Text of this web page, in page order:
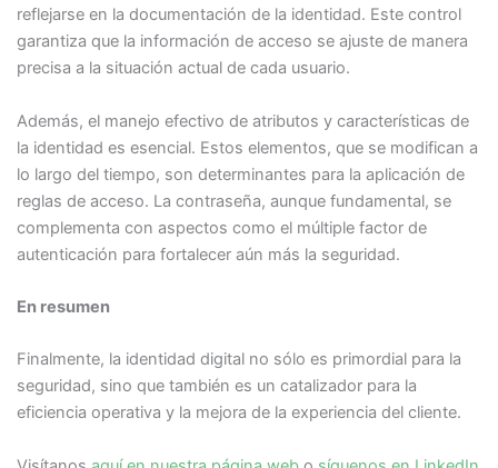
reflejarse en la documentación de la identidad. Este control
garantiza que la información de acceso se ajuste de manera
precisa a la situación actual de cada usuario.
Además, el manejo efectivo de atributos y características de
la identidad es esencial. Estos elementos, que se modifican a
lo largo del tiempo, son determinantes para la aplicación de
reglas de acceso. La contraseña, aunque fundamental, se
complementa con aspectos como el múltiple factor de
autenticación para fortalecer aún más la seguridad.
En resumen
Finalmente, la identidad digital no sólo es primordial para la
seguridad, sino que también es un catalizador para la
eficiencia operativa y la mejora de la experiencia del cliente.